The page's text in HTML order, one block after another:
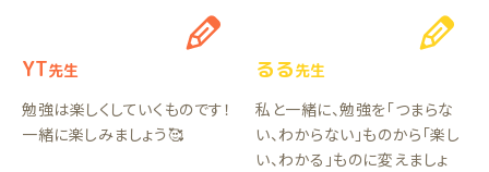
YT先生
勉強は楽しくしていくものです！
一緒に楽しみましょう🥰
るる先生
私と一緒に、勉強を「つまらな
い、わからない」ものから「楽し
い、わかる」ものに変えましょ